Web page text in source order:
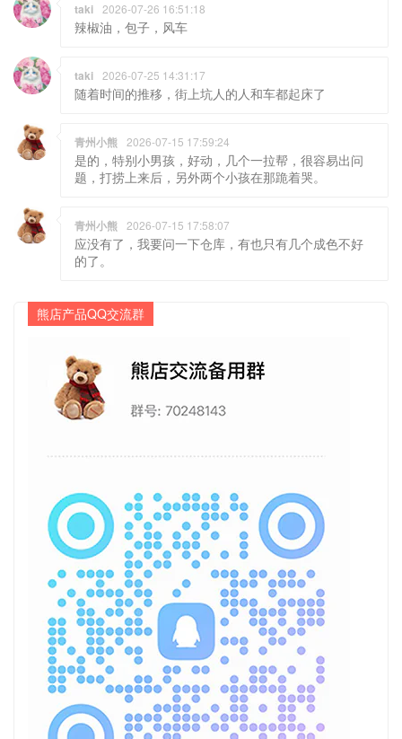
taki 2026-07-26 16:51:18
辣椒油，包子，风车
taki 2026-07-25 14:31:17
随着时间的推移，街上坑人的人和车都起床了
青州小熊 2026-07-15 17:59:24
是的，特别小男孩，好动，几个一拉帮，很容易出问
题，打捞上来后，另外两个小孩在那跪着哭。
青州小熊 2026-07-15 17:58:07
应没有了，我要问一下仓库，有也只有几个成色不好
的了。
熊店产品QQ交流群